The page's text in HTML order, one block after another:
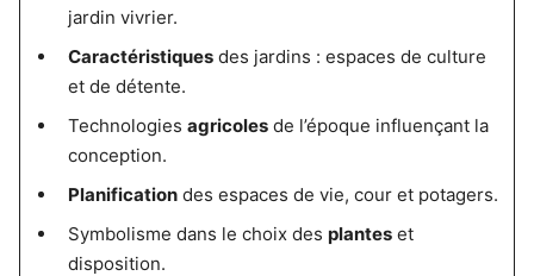
jardin vivrier.
Caractéristiquesdes jardins : espaces de culture
et de détente.
Technologies agricolesde l’époque influençant la
conception.
Planificationdes espaces de vie, cour et potagers.
Symbolisme dans le choix des planteset
disposition.